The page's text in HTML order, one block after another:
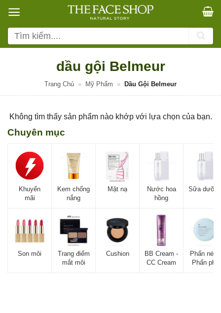
qua
nội
dung
Tìm
kiếm:
dầu gội Belmeur
Trang Chủ » Mỹ Phẩm » Dầu Gội Belmeur
Không tìm thấy sản phẩm nào khớp với lựa chọn của bạn.
Chuyên mục
Khuyến
mãi
Kem chống
nắng
Mặt nạ
Nước hoa
hồng
Sữa
Son môi
Trang điểm
mắt môi
Cushion
BB Cream -
CC Cream
Phấn nén -
Phấn phủ